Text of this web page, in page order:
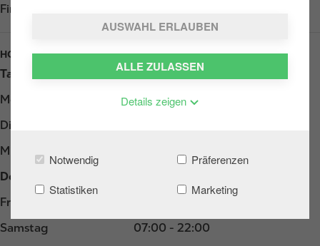
AUSWAHL ERLAUBEN
ALLE ZULASSEN
Details zeigen
Notwendig
Präferenzen
Statistiken
Marketing
Find us on
HOURS
Tag
Opening hours
Montag
05:30 - 22:00
Dienstag
Mittwoch
Donnerstag
Freitag
Samstag
07:00 - 22:00